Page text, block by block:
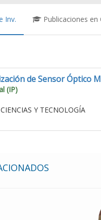
Inv. Publicaciones
de Sensor Óptico
(IP)
Y TECNOLOGÍA